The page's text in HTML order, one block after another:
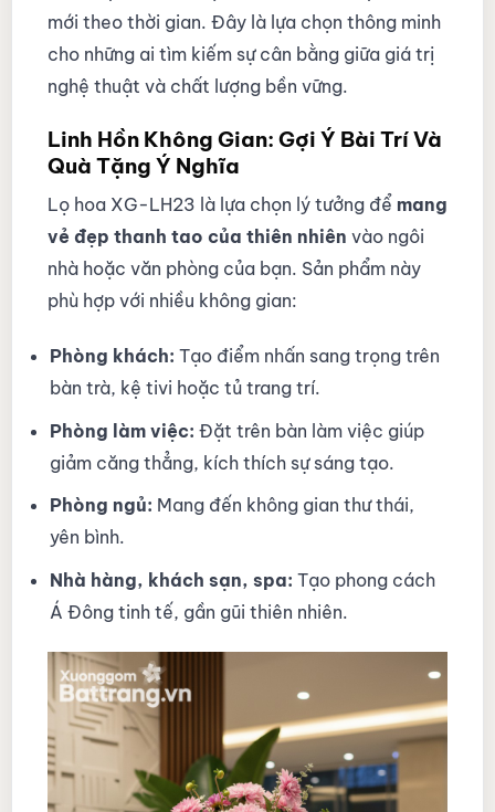
mới theo thời gian. Đây là lựa chọn thông minh
cho những ai tìm kiếm sự cân bằng giữa giá trị
nghệ thuật và chất lượng bền vững.
Linh Hồn Không Gian: Gợi Ý Bài Trí Và
Quà Tặng Ý Nghĩa
Lọ hoa XG-LH23 là lựa chọn lý tưởng để mang
vẻ đẹp thanh tao của thiên nhiên vào ngôi
nhà hoặc văn phòng của bạn. Sản phẩm này
phù hợp với nhiều không gian:
Phòng khách: Tạo điểm nhấn sang trọng trên
bàn trà, kệ tivi hoặc tủ trang trí.
Phòng làm việc: Đặt trên bàn làm việc giúp
giảm căng thẳng, kích thích sự sáng tạo.
Phòng ngủ: Mang đến không gian thư thái,
yên bình.
Nhà hàng, khách sạn, spa: Tạo phong cách
Á Đông tinh tế, gần gũi thiên nhiên.